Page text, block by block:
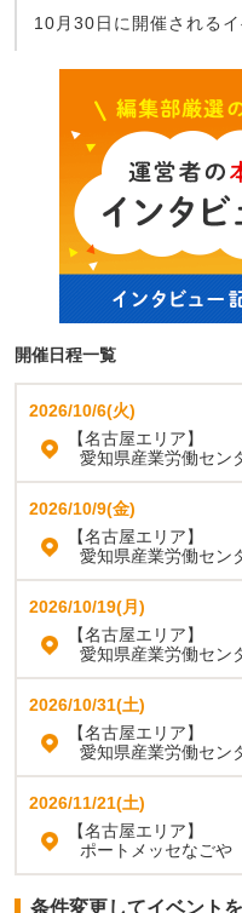
10月30日に開催される
開催日程一覧
2026/10/6(火)
【名古屋エリア】
愛知県産業労働セン
2026/10/9(金)
【名古屋エリア】
愛知県産業労働セン
2026/10/19(月)
【名古屋エリア】
愛知県産業労働セン
2026/10/31(土)
【名古屋エリア】
愛知県産業労働セン
2026/11/21(土)
【名古屋エリア】
ポートメッセなごや
条件変更してイベント